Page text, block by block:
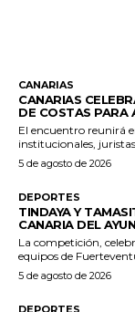
CANARIAS
CANARIAS
DE COSTAS PARA
El encuentro reunirá
institucionales,
5 de agosto de 2026
DEPORTES
TINDAYA Y
CANARIA DEL
La competición,
equipos de
5 de agosto de 2026
DEPORTES